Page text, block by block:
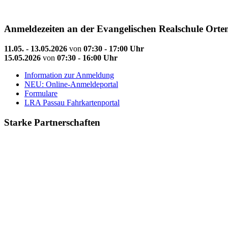
Anmeldezeiten an der Evangelischen Realschule
11.05. - 13.05.2026 von 07:30 - 17:00 Uhr
15.05.2026 von 07:30 - 16:00 Uhr
Information zur Anmeldung
NEU: Online-Anmeldeportal
Formulare
LRA Passau Fahrkartenportal
Starke Partnerschaften